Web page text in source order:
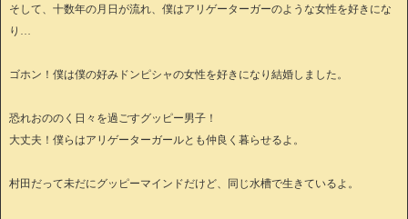
そして、十数年の月日が流れ、僕はアリゲーターガーのような女性を好きにな
り…
ゴホン！僕は僕の好みドンピシャの女性を好きになり結婚しました。
恐れおののく日々を過ごすグッピー男子！
大丈夫！僕らはアリゲーターガールとも仲良く暮らせるよ。
村田だって未だにグッピーマインドだけど、同じ水槽で生きているよ。